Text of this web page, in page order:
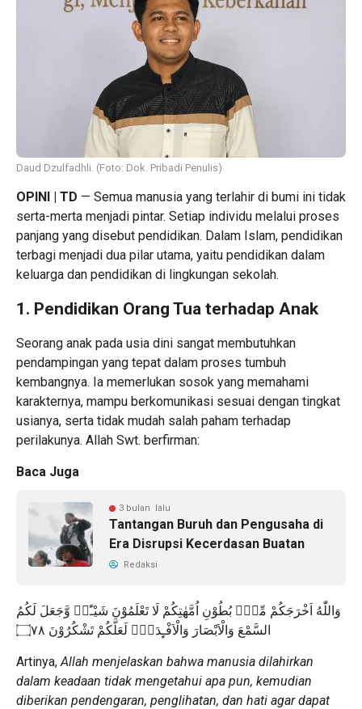
Daud Dzulfadhli. (Foto: Dok. Pribadi Penulis)
OPINI | TD — Semua manusia yang terlahir di bumi ini tidak
serta-merta menjadi pintar. Setiap individu melalui proses
panjang yang disebut pendidikan. Dalam Islam, pendidikan
terbagi menjadi dua pilar utama, yaitu pendidikan dalam
keluarga dan pendidikan di lingkungan sekolah.
1. Pendidikan Orang Tua terhadap Anak
Seorang anak pada usia dini sangat membutuhkan
pendampingan yang tepat dalam proses tumbuh
kembangnya. Ia memerlukan sosok yang memahami
karakternya, mampu berkomunikasi sesuai dengan tingkat
usianya, serta tidak mudah salah paham terhadap
perilakunya. Allah Swt. berfirman:
Baca Juga
3 bulan lalu
Tantangan Buruh dan Pengusaha di
Era Disrupsi Kecerdasan Buatan
Redaksi
وَاللّٰهُ اَخْرَجَكُمْ مِّنْۢ بُطُوْنِ اُمَّهٰتِكُمْ لَا تَعْلَمُوْنَ شَيْـًٔاۙ وَّجَعَلَ لَكُمُ
السَّمْعَ وَالْاَبْصَارَ وَالْاَفْـِٕدَةَۙ لَعَلَّكُمْ تَشْكُرُوْنَ ۝٧٨
Artinya,Allah menjelaskan bahwa manusia dilahirkan
dalam keadaan tidak mengetahui apa pun, kemudian
diberikan pendengaran, penglihatan, dan hati agar dapat